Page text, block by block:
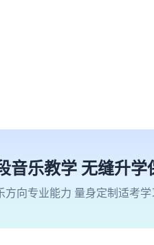
音乐教学 无缝升学
方向专业能力 量身定制适考